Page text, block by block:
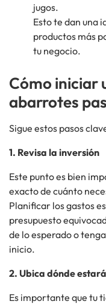
jugos.
Esto te dan una
productos más
tu negocio.
Cómo iniciar
abarrotes
Sigue estos pasos
1. Revisa la inversión
Este punto es bien
exacto de cuánto
Planificar los gastos
presupuesto
de lo esperado o
inicio.
2. Ubica dónde
Es importante que tu